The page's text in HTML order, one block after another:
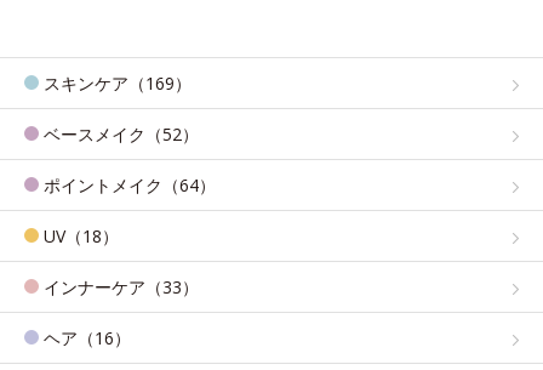
スキンケア（169）
ベースメイク（52）
ポイントメイク（64）
UV（18）
インナーケア（33）
ヘア（16）